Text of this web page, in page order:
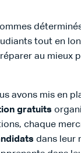
tout en
au mieux
avons mis en
gratuits
chaque
dans leur